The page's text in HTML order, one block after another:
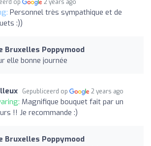
op 2 years ago
Personnel très sympathique et de
:))
Bruxelles Poppymood
elle bonne journée
Gepubliceerd op 2 years ago
Magnifique bouquet fait par un
!! Je recommande :)
Bruxelles Poppymood